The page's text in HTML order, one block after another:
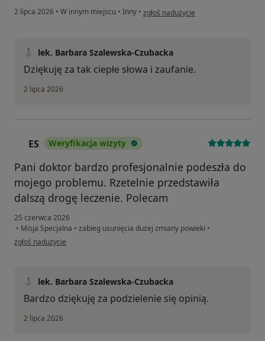
2 lipca 2026 • W innym miejscu • Inny • w opinii użytkownika Dorota
zgłoś nadużycie
lek. Barbara Szalewska-Czubacka
Dziękuję za tak ciepłe słowa i zaufanie.
2 lipca 2026
ES Weryfikacja wizyty
Pani doktor bardzo profesjonalnie podeszła do
mojego problemu. Rzetelnie przedstawiła
dalszą drogę leczenie. Polecam
25 czerwca 2026
• Misja Specjalna • zabieg usunięcia dużej zmiany powieki •
w opinii użytkownika ES
zgłoś nadużycie
lek. Barbara Szalewska-Czubacka
Bardzo dziękuję za podzielenie się opinią.
2 lipca 2026